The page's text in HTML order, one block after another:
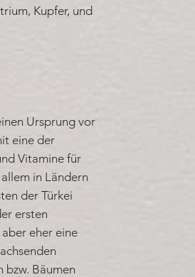
Kupfer, und
Ursprung vor
eine der
Vitamine für
in Ländern
der Türkei
ersten
eher eine
bzw. Bäumen